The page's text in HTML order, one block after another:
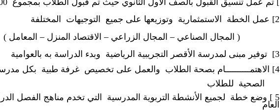
] تم عمل تنسيق القبول بالصف الأول الثانوي حيث تم قبول الطلاب بمجموع
2] عمل الخطة
الاستمثمارية وتوزيعها على جميع التوجيهات
المختلفة
( المجال الصناعي – المجال الزراعي – الاقتصاد المنزل – المعامل )
3]
توفير مبنى لمدرسة الأقصر التجريبية الرياضية وبدء الدراسة به بالعوامية
4] الاهتمــــــــــام بصحة الطلاب
والعمل على تخصيص غرفة طبية بكل
الصحية للطلاب
5 ] وضع خطة
لجميع الأنشطة التربوية المدرسية التي تخدم مناهج الفصل
العام